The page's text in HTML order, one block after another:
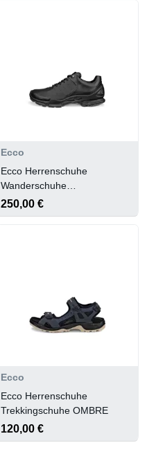
Ecco
Ecco Herrenschuhe
Wanderschuhe
BLACK/BLACK
250,00 €
Ecco
Ecco Herrenschuhe
Trekkingschuhe OMBRE
120,00 €